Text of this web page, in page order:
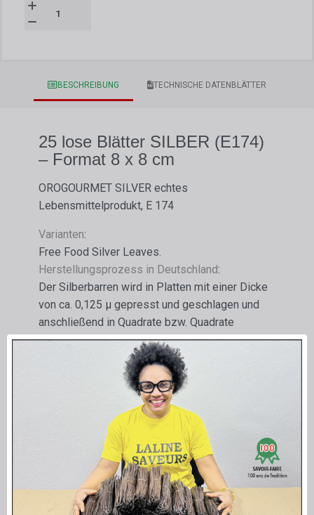
BESCHREIBUNG TECHNISCHE DATENBLÄTTER
25 lose Blätter SILBER (E174)
– Format 8 x 8 cm
OROGOURMET SILVER echtes
Lebensmittelprodukt, E 174
Varianten:
Free Food Silver Leaves.
Herstellungsprozess in Deutschland:
Der Silberbarren wird in Platten mit einer Dicke
von ca. 0,125 µ gepresst und geschlagen und
anschließend in Quadrate bzw. Quadrate
geschnitten zu Glitzer, Puder oder anderen
Formen verarbeitet.
Zusätzliche Informationen:
Das Produkt ist in der EU als sicher anerkannt
und unter der Nummer E 174 registriert.
Jedes Produkt hat seine eigene eindeutige
Chargennummer.
Das Produkt entspricht den CEE-Standards, den